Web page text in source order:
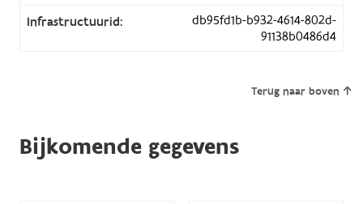
Infrastructuurid:
db95fd1b-b932-4614-802d-
91138b0486d4
Terug naar boven
Bijkomende gegevens